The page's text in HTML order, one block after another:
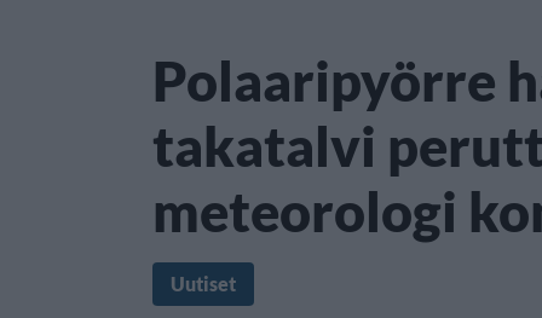
Polaaripyörre
takatalvi
meteorologi
Uutiset